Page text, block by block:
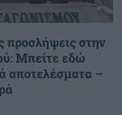
προσλήψεις στην
Μπείτε εδώ
αποτελέσματα –